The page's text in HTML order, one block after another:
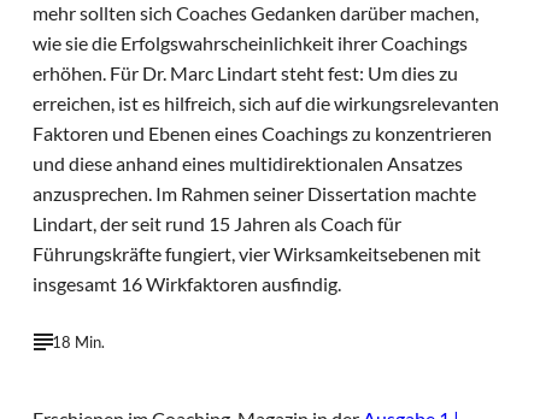
mehr sollten sich Coaches Gedanken darüber machen,
wie sie die Erfolgswahrscheinlichkeit ihrer Coachings
erhöhen. Für Dr. Marc Lindart steht fest: Um dies zu
erreichen, ist es hilfreich, sich auf die wirkungsrelevanten
Faktoren und Ebenen eines Coachings zu konzentrieren
und diese anhand eines multidirektionalen Ansatzes
anzusprechen. Im Rahmen seiner Dissertation machte
Lindart, der seit rund 15 Jahren als Coach für
Führungskräfte fungiert, vier Wirksamkeitsebenen mit
insgesamt 16 Wirkfaktoren ausfindig.
18 Min.